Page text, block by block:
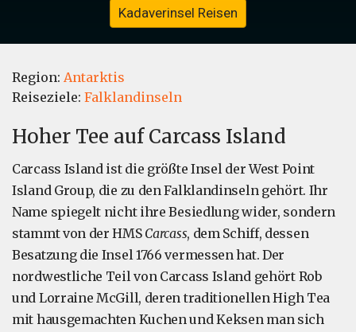
Kadaverinsel Reisen
Region: Antarktis
Reiseziele: Falklandinseln
Hoher Tee auf Carcass Island
Carcass Island ist die größte Insel der West Point
Island Group, die zu den Falklandinseln gehört. Ihr
Name spiegelt nicht ihre Besiedlung wider, sondern
stammt von der HMS Carcass, dem Schiff, dessen
Besatzung die Insel 1766 vermessen hat. Der
nordwestliche Teil von Carcass Island gehört Rob
und Lorraine McGill, deren traditionellen High Tea
mit hausgemachten Kuchen und Keksen man sich